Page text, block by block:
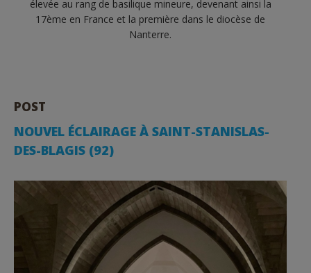
élevée au rang de basilique mineure, devenant ainsi la
17ème en France et la première dans le diocèse de
Nanterre.
POST
NOUVEL ÉCLAIRAGE À SAINT-STANISLAS-
DES-BLAGIS (92)